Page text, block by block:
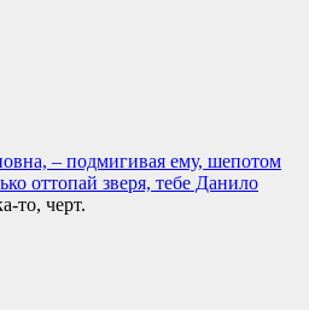
– подмигивая ему, шепотом
оттопай зверя, тебе Данило
то, черт.